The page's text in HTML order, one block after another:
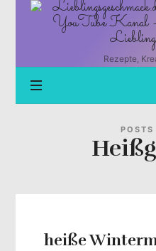
Lieblingsgeschmack.de
Rezepte
und
YouTube
Kanal
Rezepte,
POSTS
heiße